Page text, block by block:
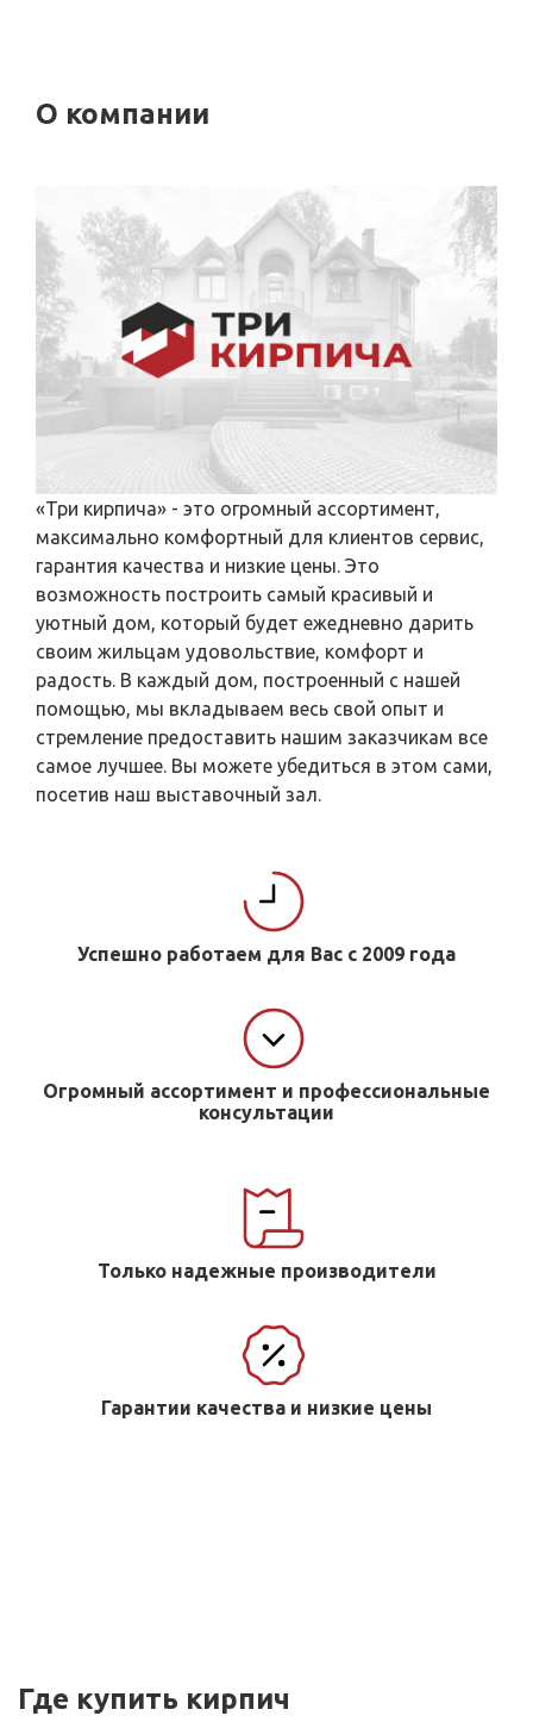
О компании
«Три кирпича» - это огромный ассортимент,
максимально комфортный для клиентов сервис,
гарантия качества и низкие цены. Это
возможность построить самый красивый и
уютный дом, который будет ежедневно дарить
своим жильцам удовольствие, комфорт и
радость. В каждый дом, построенный с нашей
помощью, мы вкладываем весь свой опыт и
стремление предоставить нашим заказчикам все
самое лучшее. Вы можете убедиться в этом сами,
посетив наш выставочный зал.
Успешно работаем для Вас с 2009 года
Огромный ассортимент и профессиональные
консультации
Только надежные производители
Гарантии качества и низкие цены
Где купить кирпич